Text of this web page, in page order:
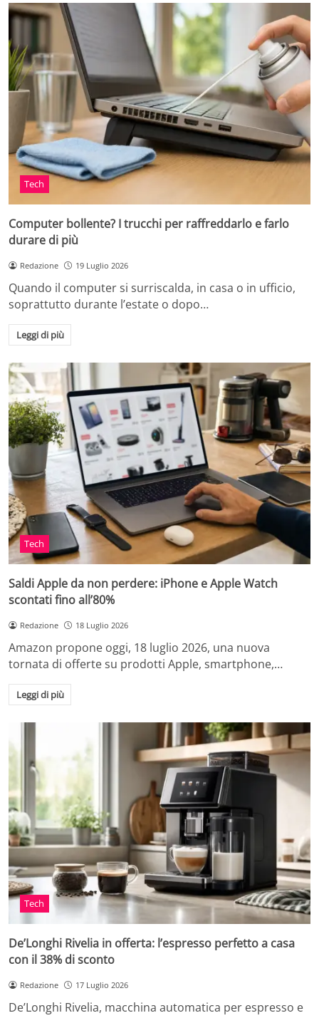
Tech
Computer bollente? I trucchi per raffreddarlo e farlo
durare di più
Redazione 19 Luglio 2026
Quando il computer si surriscalda, in casa o in ufficio,
soprattutto durante l’estate o dopo…
Leggi di più
Tech
Saldi Apple da non perdere: iPhone e Apple Watch
scontati fino all’80%
Redazione 18 Luglio 2026
Amazon propone oggi, 18 luglio 2026, una nuova
tornata di offerte su prodotti Apple, smartphone,…
Leggi di più
Tech
De’Longhi Rivelia in offerta: l’espresso perfetto a casa
con il 38% di sconto
Redazione 17 Luglio 2026
De’Longhi Rivelia, macchina automatica per espresso e